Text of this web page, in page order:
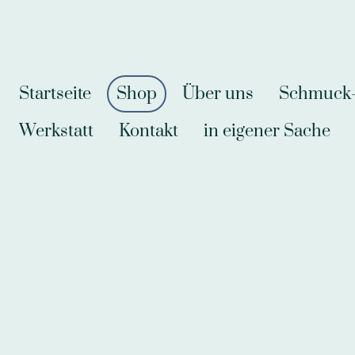
Startseite Shop Über uns
Werkstatt
Kontakt in eigener Sache